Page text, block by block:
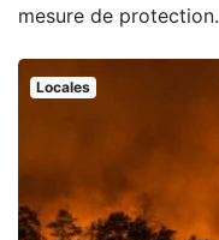
mesure de protection.
Locales